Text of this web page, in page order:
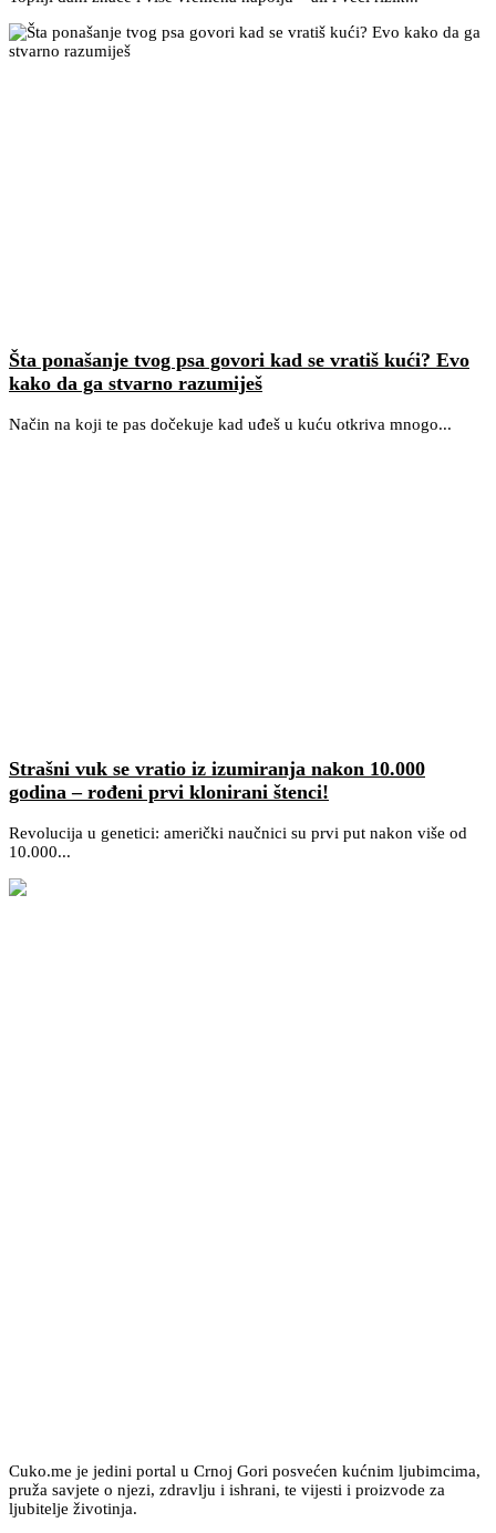
Šta ponašanje tvog psa govori kad se vratiš kući? Evo
kako da ga stvarno razumiješ
Način na koji te pas dočekuje kad uđeš u kuću otkriva mnogo...
Strašni vuk se vratio iz izumiranja nakon 10.000
godina – rođeni prvi klonirani štenci!
Revolucija u genetici: američki naučnici su prvi put nakon više od
10.000...
Cuko.me je jedini portal u Crnoj Gori posvećen kućnim ljubimcima,
pruža savjete o njezi, zdravlju i ishrani, te vijesti i proizvode za
ljubitelje životinja.